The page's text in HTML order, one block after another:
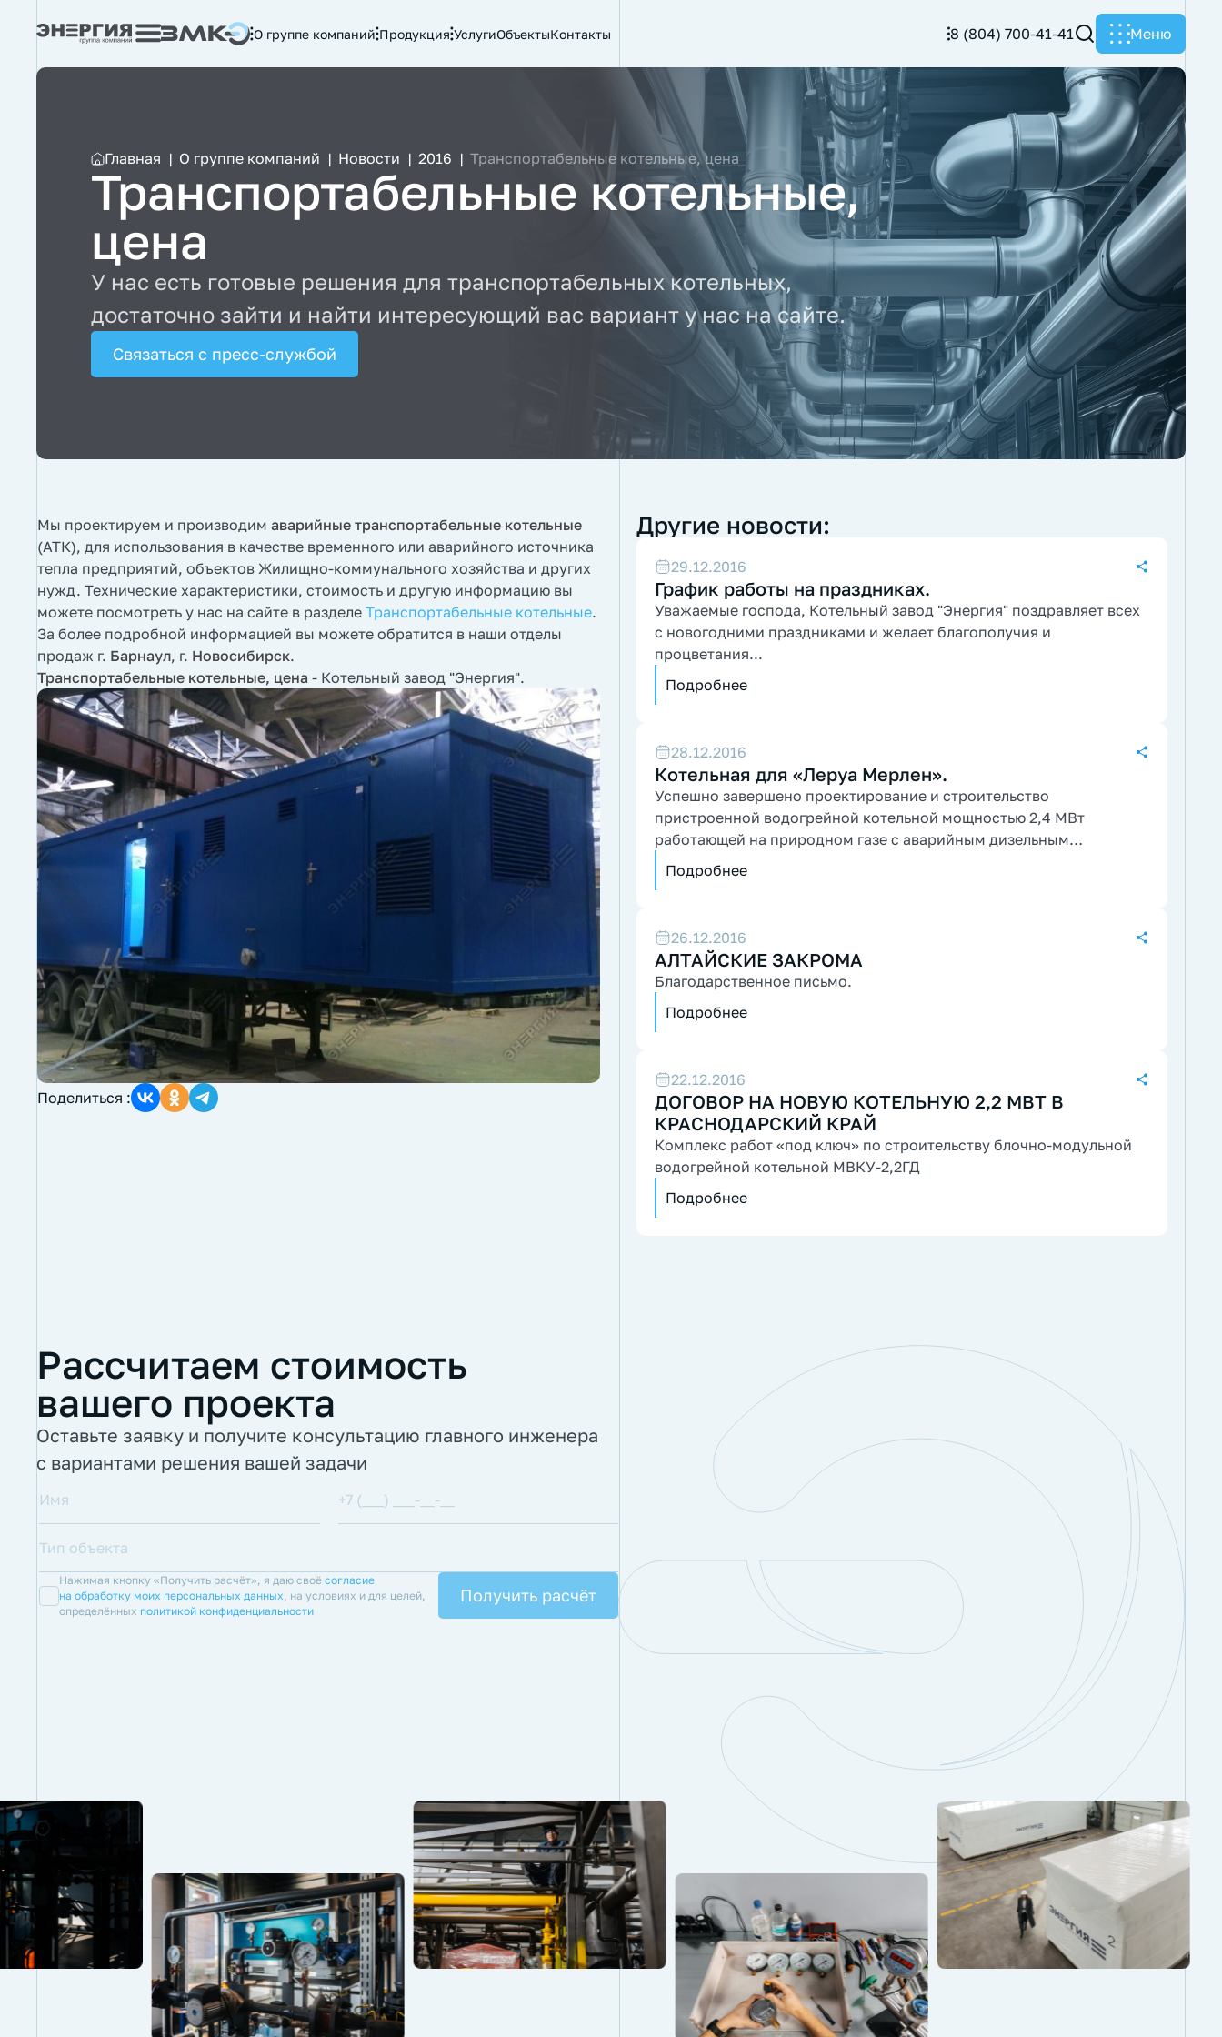
О группе компаний Продукция УслугиОбъектыКонтакты 8 (804) 700-41-41 Меню
Главная | О группе компаний | Новости | 2016 | Транспортабельные котельные, цена
Транспортабельные котельные,
цена
У нас есть готовые решения для транспортабельных котельных,
достаточно зайти и найти интересующий вас вариант у нас на сайте.
Связаться с пресс-службой
Мы проектируем и производим аварийные транспортабельные котельные
(АТК), для использования в качестве временного или аварийного источника
тепла предприятий, объектов Жилищно-коммунального хозяйства и других
нужд. Технические характеристики, стоимость и другую информацию вы
можете посмотреть у нас на сайте в разделе Транспортабельные котельные.
За более подробной информацией вы можете обратится в наши отделы
продаж г. Барнаул, г. Новосибирск.
Транспортабельные котельные, цена - Котельный завод "Энергия".
Поделиться :
Другие новости:
29.12.2016
График работы на праздниках.
Уважаемые господа, Котельный завод "Энергия" поздравляет всех
с новогодними праздниками и желает благополучия и
процветания...
Подробнее
28.12.2016
Котельная для «Леруа Мерлен».
Успешно завершено проектирование и строительство
пристроенной водогрейной котельной мощностью 2,4 МВт
работающей на природном газе с аварийным дизельным
топливом...
Подробнее
26.12.2016
АЛТАЙСКИЕ ЗАКРОМА
Благодарственное письмо.
Подробнее
22.12.2016
ДОГОВОР НА НОВУЮ КОТЕЛЬНУЮ 2,2 МВТ В
КРАСНОДАРСКИЙ КРАЙ
Комплекс работ «под ключ» по строительству блочно-модульной
водогрейной котельной МВКУ-2,2ГД
Подробнее
Рассчитаем стоимость
вашего проекта
Оставьте заявку и получите консультацию главного инженера
с вариантами решения вашей задачи
Нажимая кнопку «Получить расчёт», я даю своё согласие
на обработку моих персональных данных, на условиях и для целей,
определённых политикой конфиденциальности